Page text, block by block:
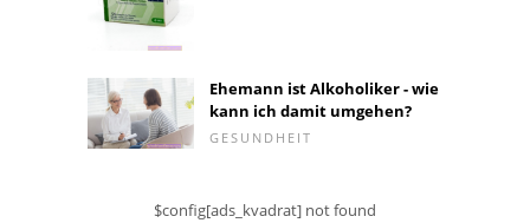
Ehemann ist Alkoholiker - wie
kann ich damit umgehen?
GESUNDHEIT
$config[ads_kvadrat] not found